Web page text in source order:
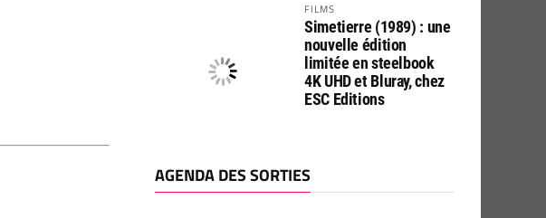
FILMS
Simetierre (1989) : une
nouvelle édition
limitée en steelbook
4K UHD et Bluray, chez
ESC Editions
AGENDA DES SORTIES